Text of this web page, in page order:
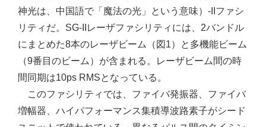
神光は、中国語で「魔法の光」という意味）-IIファシ
リティだ。SG-IIレーザファシリティには、2バンドル
にまとめた8本のレーザビーム（図1）と多機能ビーム
（9番目のビーム）が含まれる。レーザビーム間の時
間同期は10ps RMSとなっている。
このファシリティでは、ファイバ発振器、ファイバ
増幅器、ハイパフォーマンス集積導波路素子がシード